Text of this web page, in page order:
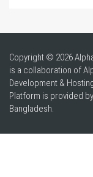
Copyright © 2026
is a collaboration of
Development &
Platform is provided
Bangladesh.